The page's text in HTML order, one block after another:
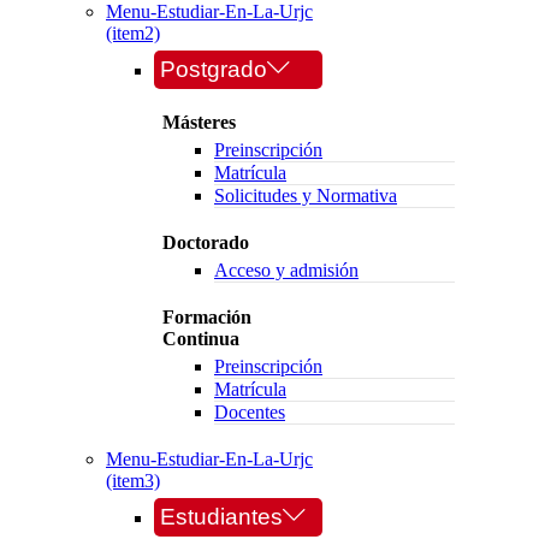
Menu-Estudiar-En-La-Urjc
(item2)
Postgrado
Másteres
Preinscripción
Matrícula
Solicitudes y Normativa
Doctorado
Acceso y admisión
Formación
Continua
Preinscripción
Matrícula
Docentes
Menu-Estudiar-En-La-Urjc
(item3)
Estudiantes